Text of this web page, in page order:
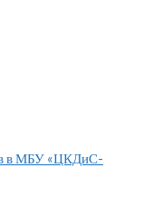
в МБУ «ЦКДиС-